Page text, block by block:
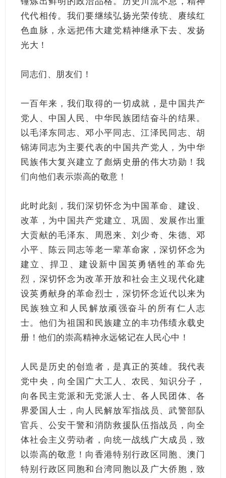
代代相传。我们要继续弘扬光荣传统、赓续红
色血脉，永远把伟大建党精神继承下去、发扬
光大！
同志们、朋友们！
一百年来，我们取得的一切成就，是中国共产
党人、中国人民、中华民族团结奋斗的结果。
以毛泽东同志、邓小平同志、江泽民同志、胡
锦涛同志为主要代表的中国共产党人，为中华
民族伟大复兴建立了彪炳史册的伟大功勋！我
们向他们表示崇高的敬意！
此时此刻，我们深切怀念为中国革命、建设、
改革，为中国共产党建立、巩固、发展作出重
大贡献的毛泽东、周恩来、刘少奇、朱德、邓
小平、陈云同志等老一辈革命家，深切怀念为
建立、捍卫、建设新中国英勇牺牲的革命先
烈，深切怀念为改革开放和社会主义现代化建
设英勇献身的革命烈士，深切怀念近代以来为
民族独立和人民解放顽强奋斗的所有仁人志
士。他们为祖国和民族建立的丰功伟绩永载史
册！他们的崇高精神永远铭记在人民心中！
人民是历史的创造者，是真正的英雄。我代表
党中央，向全国广大工人、农民、知识分子，
向各民主党派和无党派人士、各人民团体、各
界爱国人士，向人民解放军指战员、武警部队
官兵、公安干警和消防救援队伍指战员，向全
体社会主义劳动者，向统一战线广大成员，致
以崇高的敬意！向香港特别行政区同胞、澳门
特别行政区同胞和台湾同胞以及广大侨胞，致